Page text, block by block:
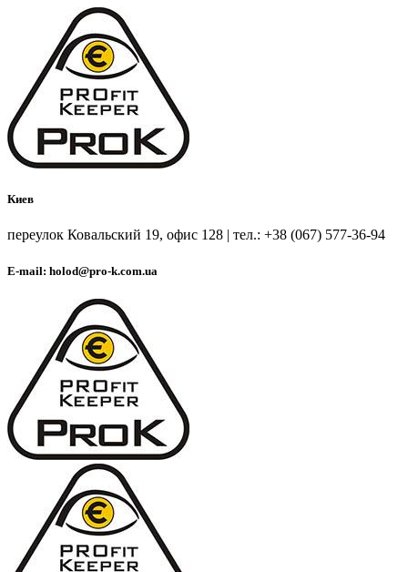
Киев
переулок Ковальский 19, офис 128 | тел.: +38 (067) 577-36-94
E-mail: holod@pro-k.com.ua